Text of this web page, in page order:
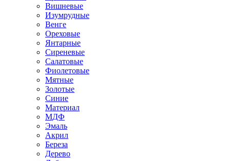
Вишневые
Изумрудные
Венге
Ореховые
Янтарные
Сиреневые
Салатовые
Фиолетовые
Мятные
Золотые
Синие
Материал
МДФ
Эмаль
Акрил
Береза
Дерево